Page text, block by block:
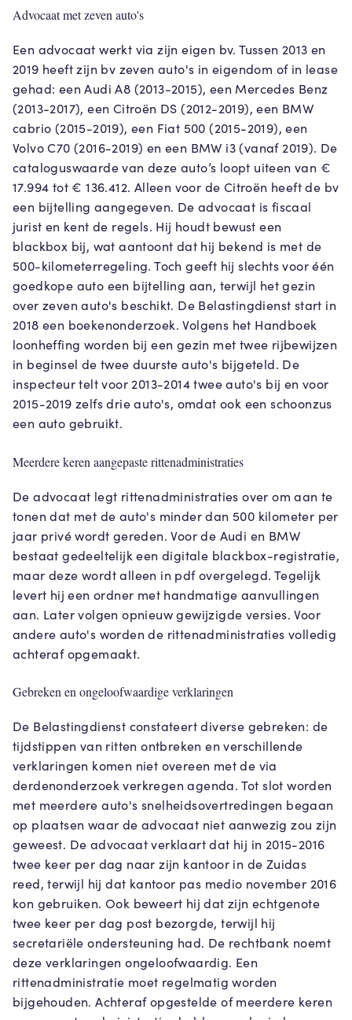
Advocaat met zeven auto's
Een advocaat werkt via zijn eigen bv. Tussen 2013 en
2019 heeft zijn bv zeven auto's in eigendom of in lease
gehad: een Audi A8 (2013-2015), een Mercedes Benz
(2013-2017), een Citroën DS (2012-2019), een BMW
cabrio (2015-2019), een Fiat 500 (2015-2019), een
Volvo C70 (2016-2019) en een BMW i3 (vanaf 2019). De
cataloguswaarde van deze auto’s loopt uiteen van €
17.994 tot € 136.412. Alleen voor de Citroën heeft de bv
een bijtelling aangegeven. De advocaat is fiscaal
jurist en kent de regels. Hij houdt bewust een
blackbox bij, wat aantoont dat hij bekend is met de
500-kilometerregeling. Toch geeft hij slechts voor één
goedkope auto een bijtelling aan, terwijl het gezin
over zeven auto's beschikt. De Belastingdienst start in
2018 een boekenonderzoek. Volgens het Handboek
loonheffing worden bij een gezin met twee rijbewijzen
in beginsel de twee duurste auto's bijgeteld. De
inspecteur telt voor 2013-2014 twee auto's bij en voor
2015-2019 zelfs drie auto's, omdat ook een schoonzus
een auto gebruikt.
Meerdere keren aangepaste rittenadministraties
De advocaat legt rittenadministraties over om aan te
tonen dat met de auto's minder dan 500 kilometer per
jaar privé wordt gereden. Voor de Audi en BMW
bestaat gedeeltelijk een digitale blackbox-registratie,
maar deze wordt alleen in pdf overgelegd. Tegelijk
levert hij een ordner met handmatige aanvullingen
aan. Later volgen opnieuw gewijzigde versies. Voor
andere auto's worden de rittenadministraties volledig
achteraf opgemaakt.
Gebreken en ongeloofwaardige verklaringen
De Belastingdienst constateert diverse gebreken: de
tijdstippen van ritten ontbreken en verschillende
verklaringen komen niet overeen met de via
derdenonderzoek verkregen agenda. Tot slot worden
met meerdere auto's snelheidsovertredingen begaan
op plaatsen waar de advocaat niet aanwezig zou zijn
geweest. De advocaat verklaart dat hij in 2015-2016
twee keer per dag naar zijn kantoor in de Zuidas
reed, terwijl hij dat kantoor pas medio november 2016
kon gebruiken. Ook beweert hij dat zijn echtgenote
twee keer per dag post bezorgde, terwijl hij
secretariële ondersteuning had. De rechtbank noemt
deze verklaringen ongeloofwaardig. Een
rittenadministratie moet regelmatig worden
bijgehouden. Achteraf opgestelde of meerdere keren